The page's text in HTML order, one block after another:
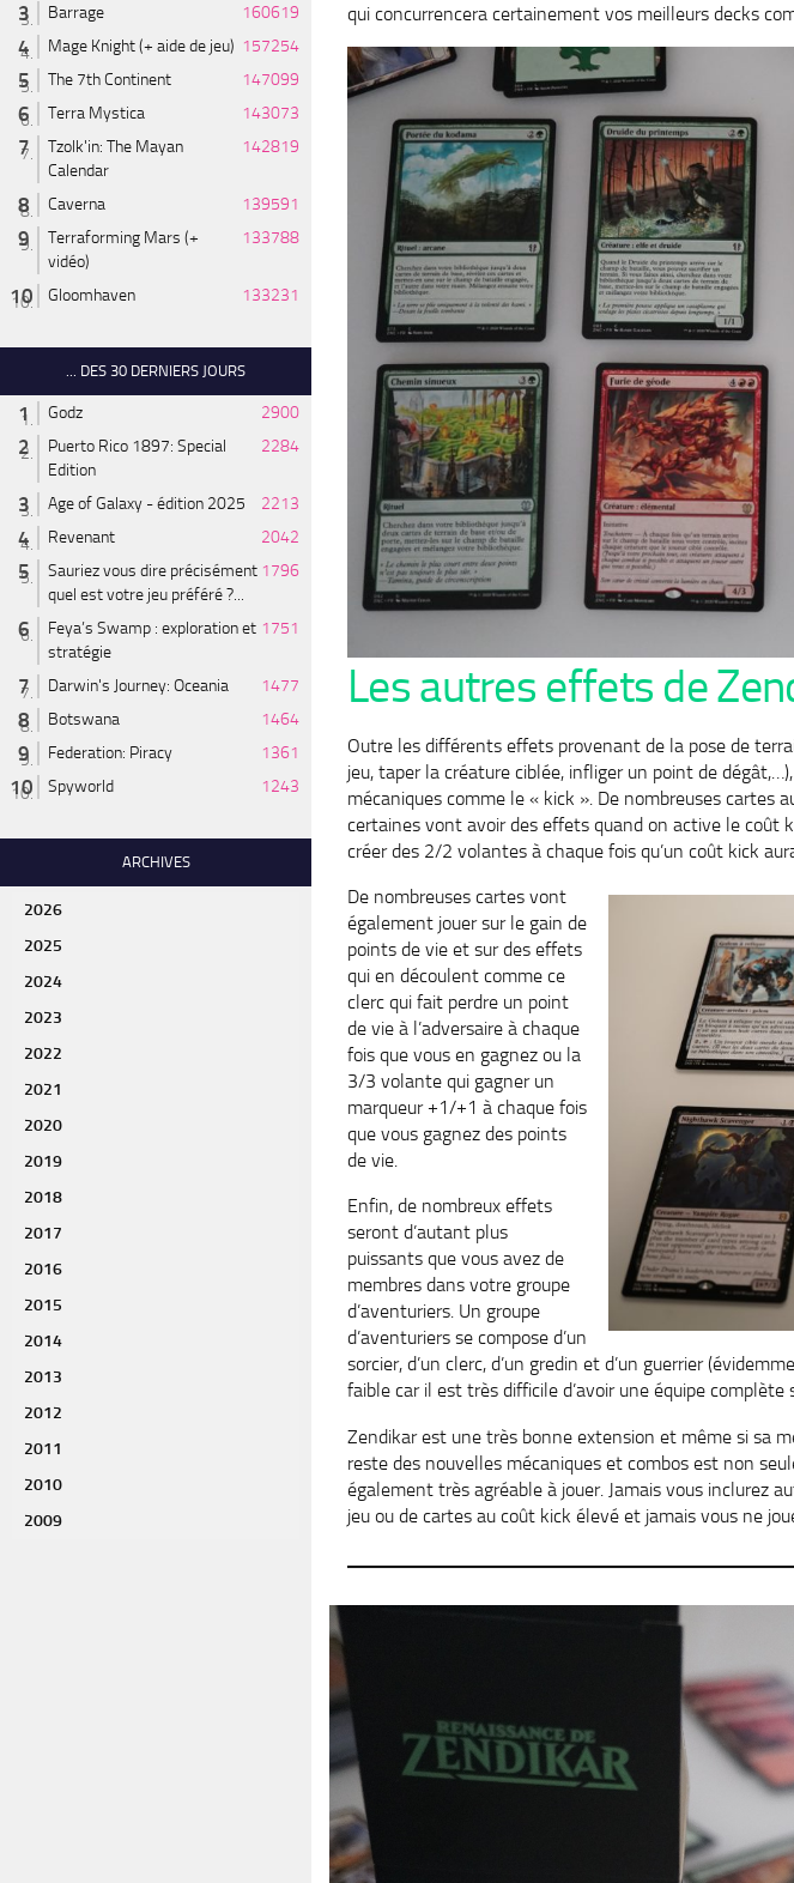
qui concurrencera certainement vos meilleurs decks
Les autres effets de
Outre les différents effets provenant de la pose de
jeu, taper la créature ciblée, infliger un point de
mécaniques comme le « kick ». De nombreuses
certaines vont avoir des effets quand on active le coût
créer des 2/2 volantes à chaque fois qu’un coût kick
De nombreuses cartes vont
également jouer sur le gain de
points de vie et sur des effets
qui en découlent comme ce
clerc qui fait perdre un point
de vie à l’adversaire à chaque
fois que vous en gagnez ou la
3/3 volante qui gagner un
marqueur +1/+1 à chaque fois
que vous gagnez des points
de vie.
Enfin, de nombreux effets
seront d’autant plus
puissants que vous avez de
membres dans votre groupe
d’aventuriers. Un groupe
d’aventuriers se compose d’un
sorcier, d’un clerc, d’un gredin et d’un guerrier
faible car il est très difficile d’avoir une équipe complète
Zendikar est une très bonne extension et même si sa
reste des nouvelles mécaniques et combos est non
également très agréable à jouer. Jamais vous inclurez
jeu ou de cartes au coût kick élevé et jamais vous ne
Barrage
160619
Mage Knight (+ aide de jeu) 157254
The 7th Continent
147099
Terra Mystica
143073
Tzolk'in: The Mayan
Calendar
142819
Caverna
139591
Terraforming Mars (+
vidéo)
133788
Gloomhaven 133231
... DES 30 DERNIERS JOURS
Godz
2900
Puerto Rico 1897: Special
Edition
2284
Age of Galaxy - édition 2025
2213
Revenant
2042
Sauriez vous dire précisément
quel est votre jeu préféré ?...
1796
Feya’s Swamp : exploration et
stratégie
1751
Darwin's Journey: Oceania
1477
Botswana
1464
Federation: Piracy
1361
Spyworld
1243
ARCHIVES
2026
2025
2024
2023
2022
2021
2020
2019
2018
2017
2016
2015
2014
2013
2012
2011
2010
2009